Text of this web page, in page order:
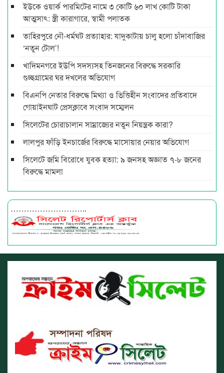
ইউকে ওয়ার্ক পারমিটের নামে ৩ কোটি ৬০ লাখ কোটি টাকা
আত্মসাৎ: স্ত্রী কারাগারে, স্বামী পলাতক
তাহিরপুরে নৌ-ধর্মঘট প্রত্যাহার: যাদুকাটায় চালু হলো চাঁদাবাজির
‘নতুন টোল’!
খাদিমনগরে ইউপি সদস্যসহ তিনজনের বিরুদ্ধে সরকারি
গুচ্ছগ্রামের ঘর দখলের অভিযোগ
বিএনপি নেতার বিরুদ্ধে মিথ্যা ও ভিত্তিহীন সংবাদের প্রতিবাদে
গোয়াইনঘাট প্রেসক্লাবে সংবাদ সম্মেলন
সিলেটের চোরাচালান সাম্রাজ্যের নতুন নিয়ন্ত্রক কারা?
লালপুর ফাঁড়ি ইনচার্জের বিরুদ্ধে মাসোয়ার নেয়ার অভিযোগ
সিলেটে জমি বিরোধে যুবক হত্যা: ৯ জনসহ অজ্ঞাত ৭-৮ জনের
বিরুদ্ধে মামলা
………………………..